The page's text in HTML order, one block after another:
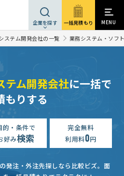
企業を探す 一括見積もり MENU
ステム開発会社の一覧 業務システム・ソフ
テム開発会社に一括で
もりする
的・条件で
好み検索
完全無料
利用料0円
発注・外注先探しなら比較ビズ。 面